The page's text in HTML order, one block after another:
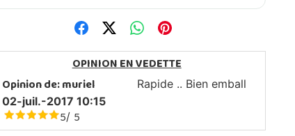
OPINION EN VEDETTE
Opinion de:muriel
02-juil.-2017 10:15
5/ 5
Rapide .. Bien emball